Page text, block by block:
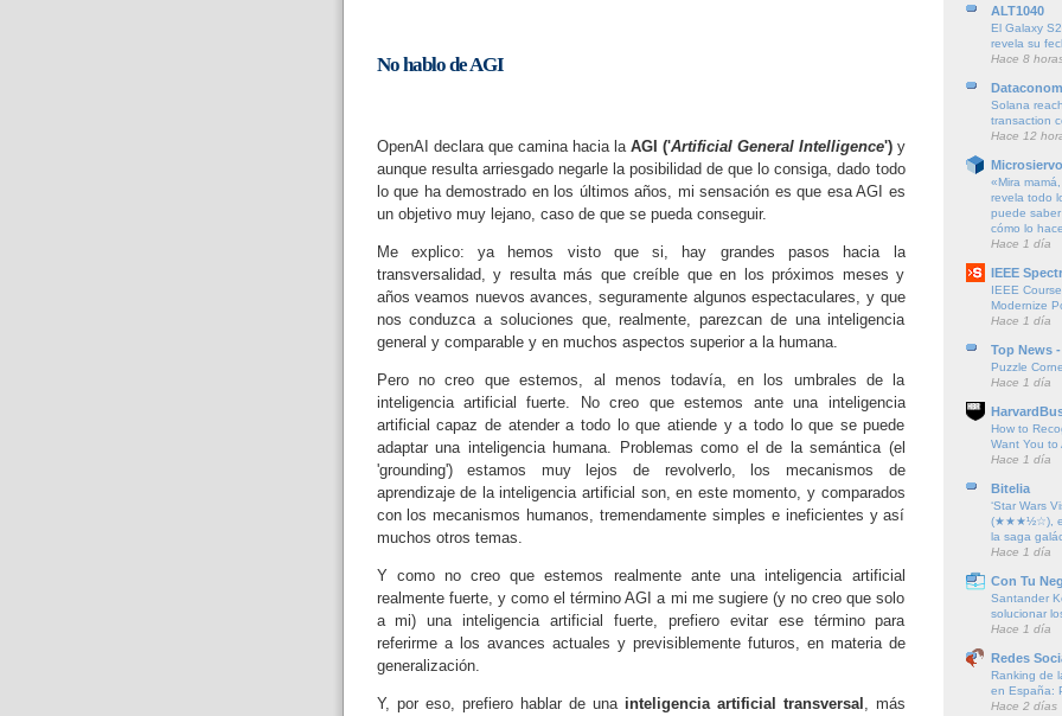
No hablo de AGI
OpenAI declara que camina hacia la AGI ('Artificial General Intelligence') y
aunque resulta arriesgado negarle la posibilidad de que lo consiga, dado todo
lo que ha demostrado en los últimos años, mi sensación es que esa AGI es
un objetivo muy lejano, caso de que se pueda conseguir.
Me explico: ya hemos visto que si, hay grandes pasos hacia la
transversalidad, y resulta más que creíble que en los próximos meses y
años veamos nuevos avances, seguramente algunos espectaculares, y que
nos conduzca a soluciones que, realmente, parezcan de una inteligencia
general y comparable y en muchos aspectos superior a la humana.
Pero no creo que estemos, al menos todavía, en los umbrales de la
inteligencia artificial fuerte. No creo que estemos ante una inteligencia
artificial capaz de atender a todo lo que atiende y a todo lo que se puede
adaptar una inteligencia humana. Problemas como el de la semántica (el
'grounding') estamos muy lejos de revolverlo, los mecanismos de
aprendizaje de la inteligencia artificial son, en este momento, y comparados
con los mecanismos humanos, tremendamente simples e ineficientes y así
muchos otros temas.
Y como no creo que estemos realmente ante una inteligencia artificial
realmente fuerte, y como el término AGI a mi me sugiere (y no creo que solo
a mi) una inteligencia artificial fuerte, prefiero evitar ese término para
referirme a los avances actuales y previsiblemente futuros, en materia de
generalización.
Y, por eso, prefiero hablar de una inteligencia artificial transversal , más
ALT1040
El Galaxy
revela su
Hace 8
Solana
transaction
Hace 12
«Mira
revela todo
puede
cómo lo hace
Hace 1 día
IEEE
IEEE
Modernize
Hace 1 día
Top News
Puzzle
Hace 1 día
How to
Want You to
Hace 1 día
Bitelia
‘Star Wars
(★★★½☆), el
la saga
Hace 1 día
Con Tu
Santander
solucionar
Hace 1 día
Redes
Ranking de
en España:
Hace 2 días